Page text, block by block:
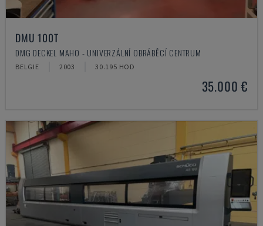
DMU 100T
DMG DECKEL MAHO - UNIVERZÁLNÍ OBRÁBĚCÍ CENTRUM
BELGIE 2003 30.195 HOD
35.000 €